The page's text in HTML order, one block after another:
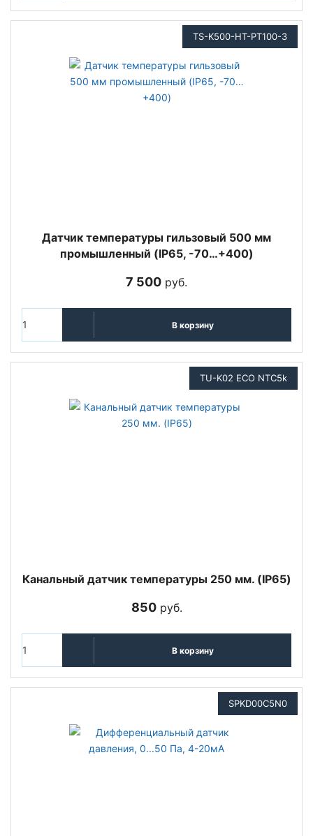
TS-K500-HT-PT100-3
Датчик температуры гильзовый 500 мм
промышленный (IP65, -70…+400)
7 500 руб.
В корзину
TU-K02 ECO NTC5k
Канальный датчик температуры 250 мм. (IP65)
850руб.
В корзину
SPKD00C5N0